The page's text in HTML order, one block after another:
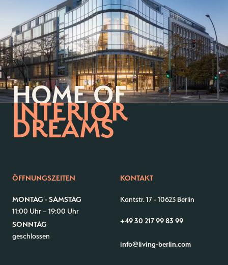
Anfahrt & Parken
Nachhaltigkeit
Vermietung
ALICE Rooftop & Garden
Newsletter
HOME OF
INTERIOR
DREAMS
ÖFFNUNGSZEITEN
MONTAG - SAMSTAG
11:00 Uhr – 19:00 Uhr
SONNTAG
geschlossen
KONTAKT
Kantstr. 17- 10623 Berlin
+49 30 217 99 83 99
info@living-berlin.com